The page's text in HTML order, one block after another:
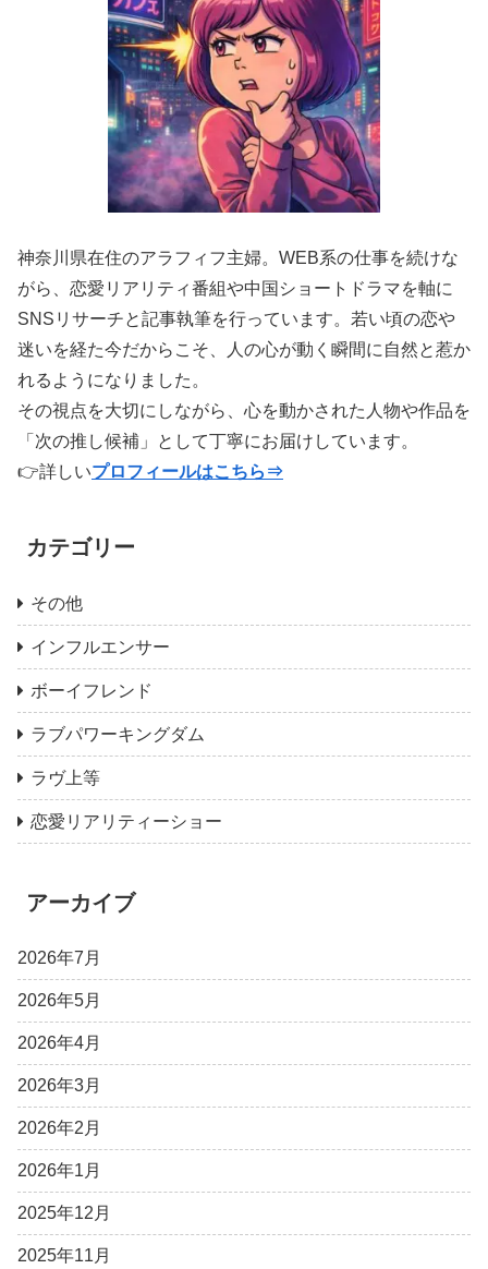
神奈川県在住のアラフィフ主婦。WEB系の仕事を続けな
がら、恋愛リアリティ番組や中国ショートドラマを軸に
SNSリサーチと記事執筆を行っています。若い頃の恋や
迷いを経た今だからこそ、人の心が動く瞬間に自然と惹か
れるようになりました。
その視点を大切にしながら、心を動かされた人物や作品を
「次の推し候補」として丁寧にお届けしています。
👉詳しいプロフィールはこちら⇒
カテゴリー
その他
インフルエンサー
ボーイフレンド
ラブパワーキングダム
ラヴ上等
恋愛リアリティーショー
アーカイブ
2026年7月
2026年5月
2026年4月
2026年3月
2026年2月
2026年1月
2025年12月
2025年11月